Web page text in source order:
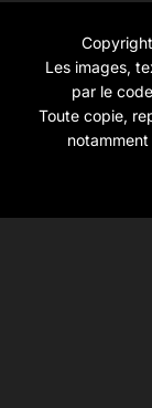
Les images,
par le
Toute copie,